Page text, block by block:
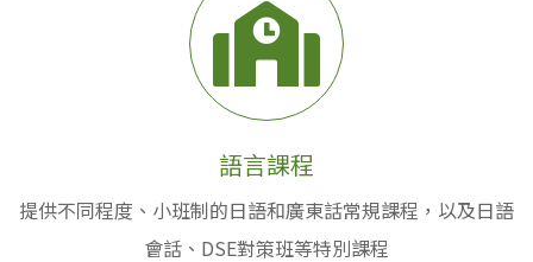
語言課程
提供不同程度、小班制的日語和廣東話常規課程，以及日語
會話、DSE對策班等特別課程